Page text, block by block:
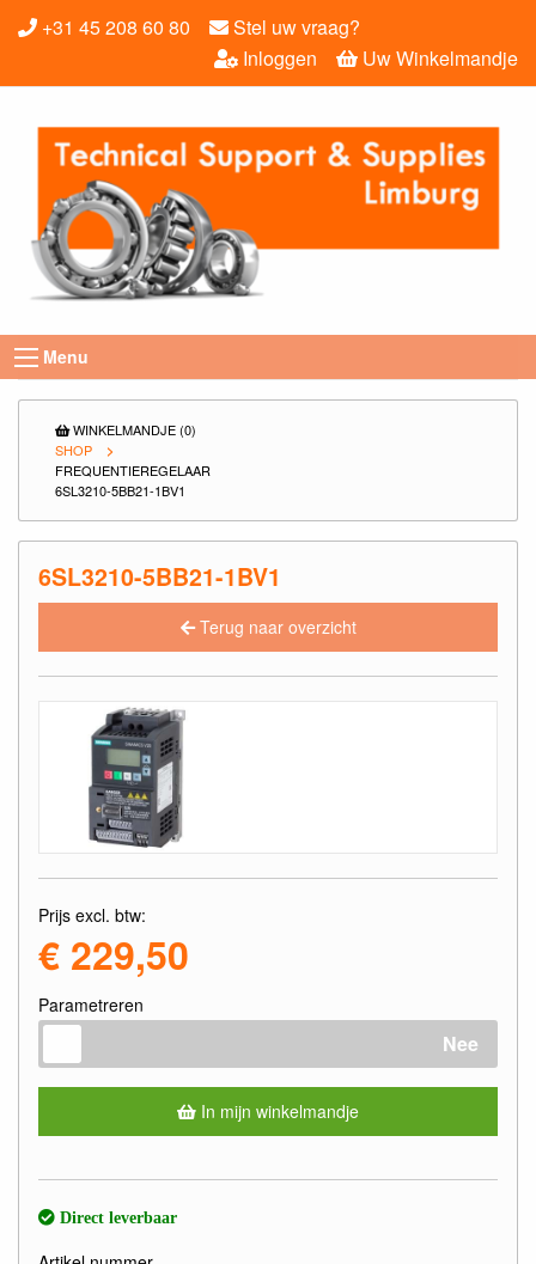
+31 45 208 60 80
Stel uw vraag?
Uw Winkelmandje
Inloggen
Menu
WINKELMANDJE (0)
SHOP
FREQUENTIEREGELAAR
6SL3210-5BB21-1BV1
6SL3210-5BB21-1BV1
Terug naar overzicht
Prijs excl. btw:
€ 229,50
Parametreren
Nee
In mijn winkelmandje
Direct leverbaar